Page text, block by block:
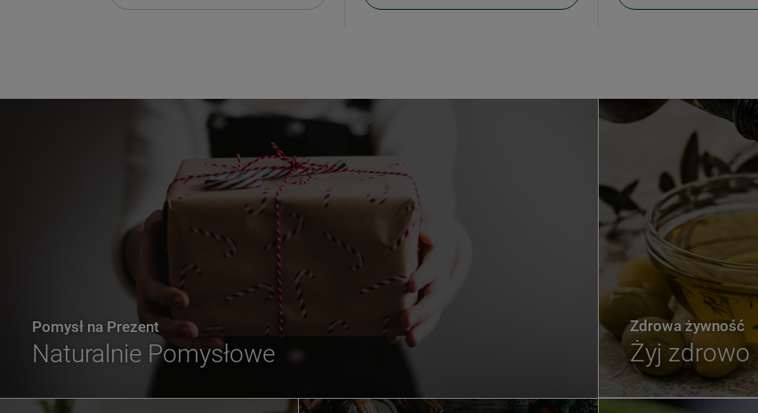
Pomysł na Prezent
Naturalnie Pomysłowe
Zdrowa żywność
Żyj zdrowo